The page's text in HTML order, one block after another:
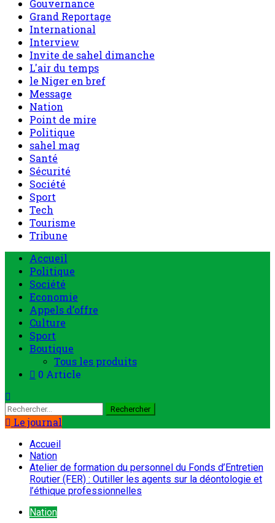
Gouvernance
Grand Reportage
International
Interview
Invite de sahel dimanche
L'air du temps
le Niger en bref
Message
Nation
Point de mire
Politique
sahel mag
Santé
Sécurité
Société
Sport
Tech
Tourisme
Tribune
Accueil
Politique
Société
Economie
Appels d’offre
Culture
Sport
Boutique
Tous les produits
0 Article
Le journal
Accueil
Nation
Atelier de formation du personnel du Fonds d’Entretien
Routier (FER) : Outiller les agents sur la déontologie et
l’éthique professionnelles
Nation